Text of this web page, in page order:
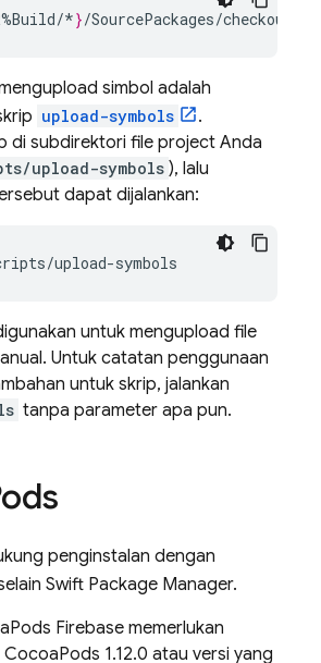
%Build/*}
simbol adalah
upload-symbols
.
di subdirektori file project Anda
upload-symbols ), lalu
dapat dijalankan:
/upload-symbols
untuk mengupload file
Untuk catatan penggunaan
untuk skrip, jalankan
tanpa parameter apa pun.
penginstalan dengan
Swift Package Manager.
Firebase memerlukan
1.12.0 atau versi yang